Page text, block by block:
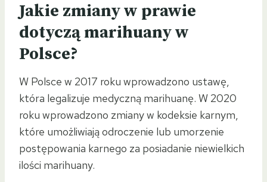
Jakie zmiany w prawie
dotyczą marihuany w
Polsce?
W Polsce w 2017 roku wprowadzono ustawę,
która legalizuje medyczną marihuanę. W 2020
roku wprowadzono zmiany w kodeksie karnym,
które umożliwiają odroczenie lub umorzenie
postępowania karnego za posiadanie niewielkich
ilości marihuany.